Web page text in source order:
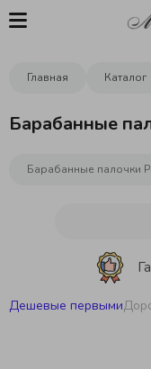
Главная Каталог
Барабанные
Барабанные палочки
Дешевые первыми